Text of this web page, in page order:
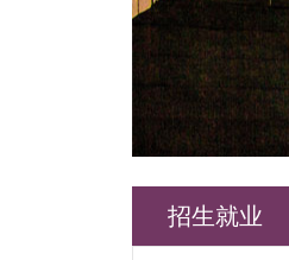
招生就业